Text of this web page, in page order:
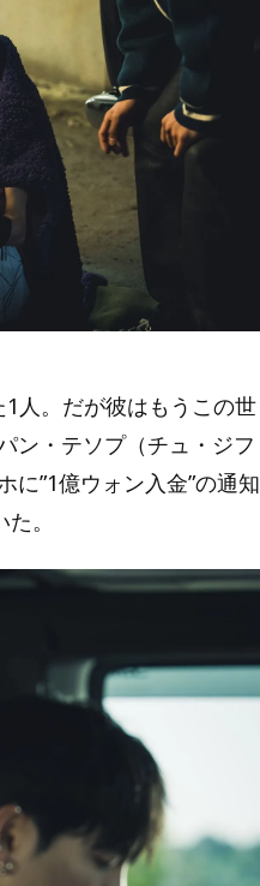
1人。だが彼はもうこの世
ン・テソプ（チュ・ジフ
に”1億ウォン入金”の通知
。